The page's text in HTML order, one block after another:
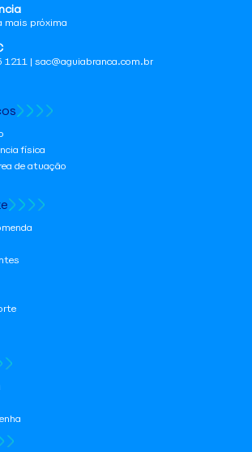
mais próxima
1211 | sac@aguiabranca.com.br
física
de atuação